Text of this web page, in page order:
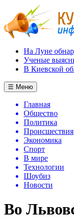
На Луне
Ученые
В Киевской
☰ Меню
Главная
Общество
Политика
Происшествия
Экономика
Спорт
В мире
Технологии
Шоубиз
Новости
Во